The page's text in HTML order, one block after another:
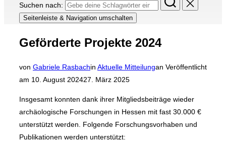
Suchen nach:
Seitenleiste & Navigation umschalten
Geförderte Projekte 2024
von Gabriele Rasbachin Aktuelle Mitteilungan Veröffentlicht
am 10. August 202427. März 2025
Insgesamt konnten dank ihrer Mitgliedsbeiträge wieder
archäologische Forschungen in Hessen mit fast 30.000 €
unterstützt werden. Folgende Forschungsvorhaben und
Publikationen werden unterstützt: